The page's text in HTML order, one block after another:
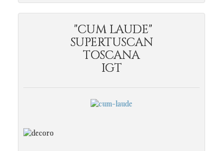
"CUM LAUDE"
SUPERTUSCAN
TOSCANA
IGT